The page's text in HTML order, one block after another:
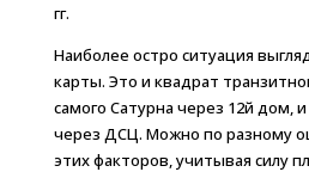
гг.
Наиболее остро ситуация
карты. Это и квадрат
самого Сатурна через 12й дом,
через ДСЦ. Можно по разному
этих факторов, учитывая силу